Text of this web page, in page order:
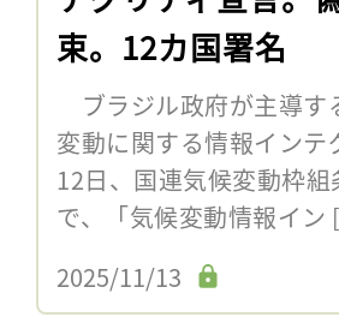
束。12カ国署名
ブラジル政府が主導す
変動に関する情報イン
12日、国連気候変動枠
で、「気候変動情報イ
2025/11/13